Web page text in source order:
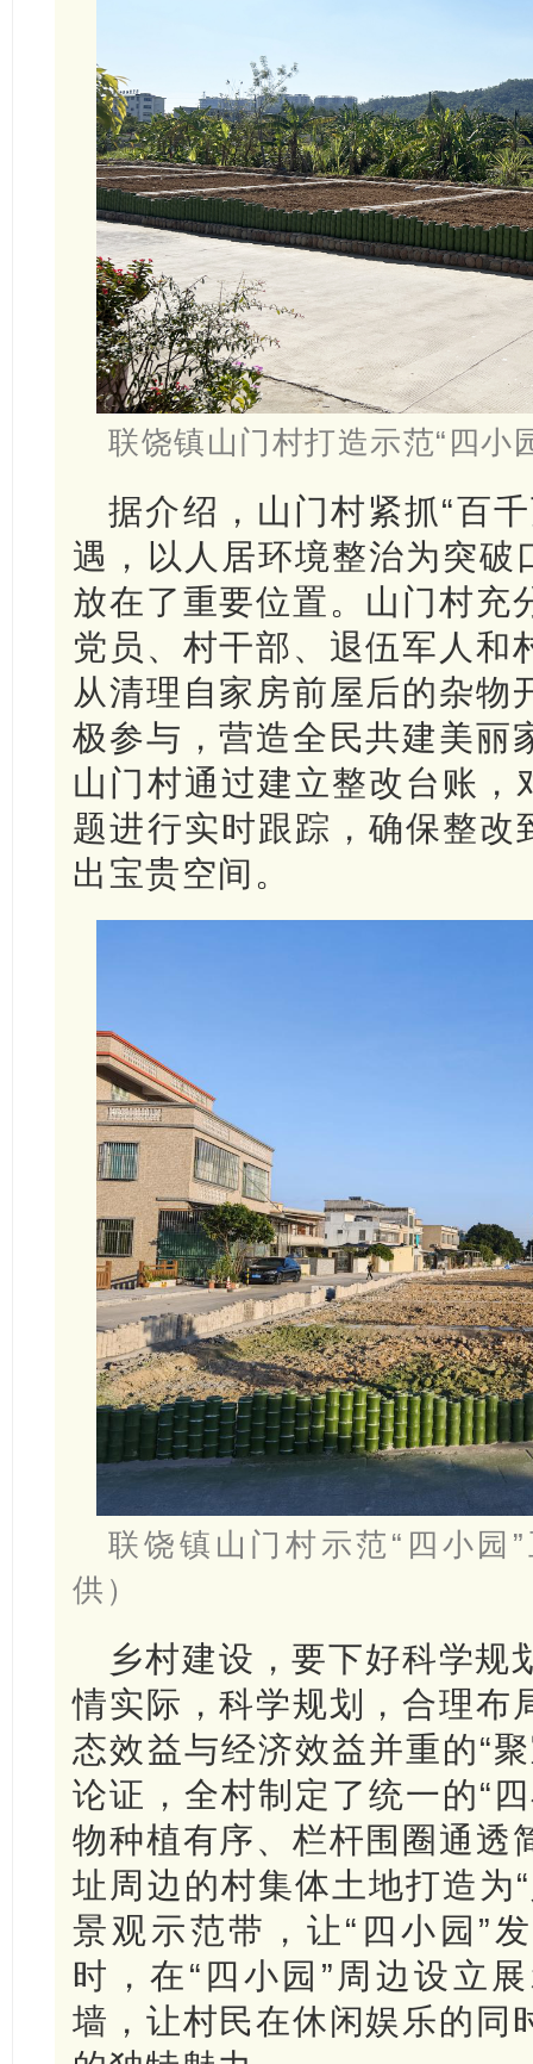
联饶镇山门村打造示范“四小
据介绍，山门村紧抓“百
遇，以人居环境整治为突破
放在了重要位置。山门村充
党员、村干部、退伍军人和
从清理自家房前屋后的杂物
极参与，营造全民共建美丽
山门村通过建立整改台账，
题进行实时跟踪，确保整改
出宝贵空间。
联饶镇山门村示范“四小园
供）
乡村建设，要下好科学规
情实际，科学规划，合理布
态效益与经济效益并重的“
论证，全村制定了统一的“
物种植有序、栏杆围圈通透
址周边的村集体土地打造为
景观示范带，让“四小园”
时，在“四小园”周边设立
墙，让村民在休闲娱乐的同